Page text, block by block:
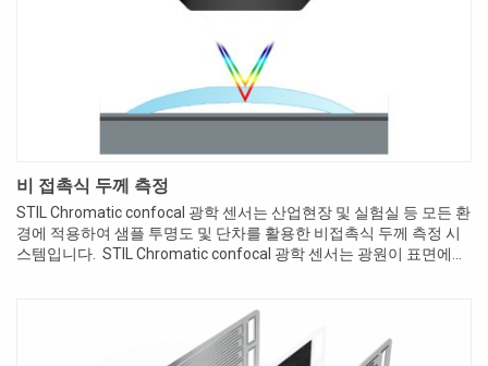
비 접촉식 두께 측정
STIL Chromatic confocal 광학 센서는 산업현장 및 실험실 등 모든 환
경에 적용하여 샘플 투명도 및 단차를 활용한 비접촉식 두께 측정 시
스템입니다. STIL Chromatic confocal 광학 센서는 광원이 표면에서